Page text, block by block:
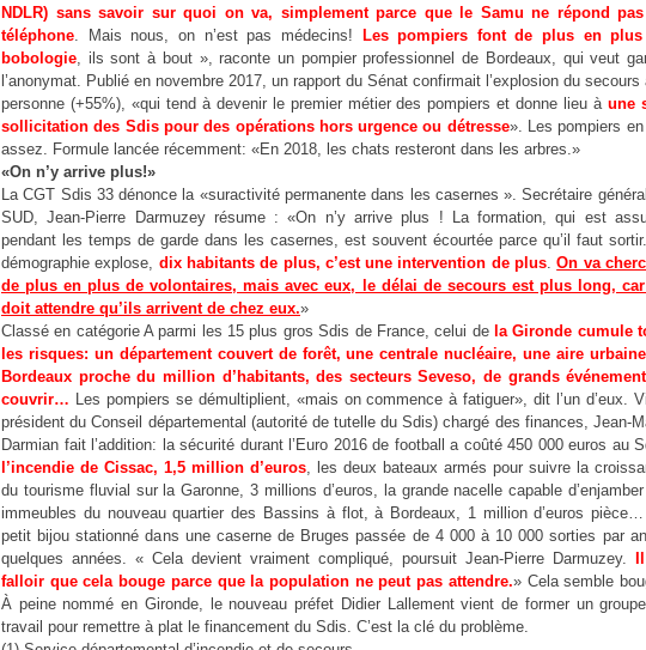
NDLR) sans savoir sur quoi on va, simplement parce que le Samu ne répond
téléphone. Mais nous, on n’est pas médecins!
Les pompiers font de plus en
bobologie, ils sont à bout », raconte un pompier professionnel de Bordeaux, qui veut
l’anonymat. Publié en novembre 2017, un rapport du Sénat confirmait l’explosion du secours
personne (+55%), «qui tend à devenir le premier métier des pompiers et donne lieu àune
sollicitation des Sdis pour des opérations hors urgence ou détresse». Les pompiers
assez. Formule lancée récemment: «En 2018, les chats resteront dans les arbres.»
«On n’y arrive plus!»
La CGT Sdis 33 dénonce la «suractivité permanente dans les casernes ». Secrétaire
SUD, Jean-Pierre Darmuzey résume : «On n’y arrive plus ! La formation, qui est
pendant les temps de garde dans les casernes, est souvent écourtée parce qu’il faut
démographie explose, dix habitants de plus, c’est une intervention de plus.On va
de plus en plus de volontaires, mais avec eux, le délai de secours est plus long,
doit attendre qu’ils arrivent de chez eux.»
Classé en catégorie A parmi les 15 plus gros Sdis de France, celui de la Gironde cumule
les risques: un département couvert de forêt, une centrale nucléaire, une aire
Bordeaux proche du million d’habitants, des secteurs Seveso, de grands
couvrir… Les pompiers se démultiplient, «mais on commence à fatiguer», dit l’un d’eux.
président du Conseil départemental (autorité de tutelle du Sdis) chargé des finances, Jean-
Darmian fait l’addition: la sécurité durant l’Euro 2016 de football a coûté 450 000 euros au
l’incendie de Cissac, 1,5 million d’euros, les deux bateaux armés pour suivre la
du tourisme fluvial sur la Garonne, 3 millions d’euros, la grande nacelle capable
immeubles du nouveau quartier des Bassins à flot, à Bordeaux, 1 million d’euros
petit bijou stationné dans une caserne de Bruges passée de 4 000 à 10 000 sorties par
quelques années. « Cela devient vraiment compliqué, poursuit Jean-Pierre Darmuzey.
falloir que cela bouge parce que la population ne peut pas attendre.» Cela semble
À peine nommé en Gironde, le nouveau préfet Didier Lallement vient de former un
travail pour remettre à plat le financement du Sdis. C’est la clé du problème.